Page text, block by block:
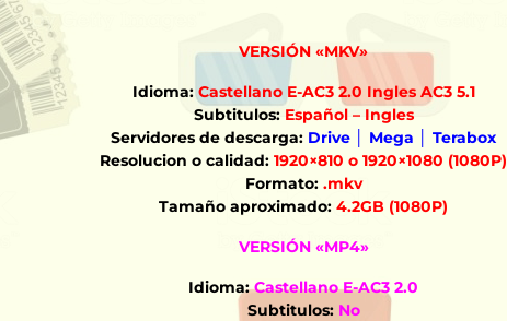
VERSIÓN «MKV»
Idioma: Castellano E-AC3 2.0 Ingles AC3 5.1
Subtitulos: Español – Ingles
Servidores de descarga: Drive │ Mega │ Terabox
Resolucion o calidad: 1920×810 o 1920×1080 (1080P)
Formato: .mkv
Tamaño aproximado: 4.2GB (1080P)
VERSIÓN «MP4»
Idioma: Castellano E-AC3 2.0
Subtitulos: No